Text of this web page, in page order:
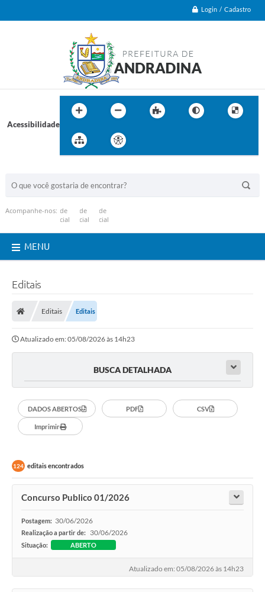
Login / Cadastro
Acessibilidade
Acompanhe-nos:
MENU
Editais
Editais Editais
Atualizado em: 05/08/2026 às 14h23
BUSCA DETALHADA
DADOS ABERTOS PDF CSV
Imprimir
124 editais encontrados
Concurso Publico 01/2026
Postagem: 30/06/2026
Realização a partir de: 30/06/2026
Situação: ABERTO
Atualizado em: 05/08/2026 às 14h23